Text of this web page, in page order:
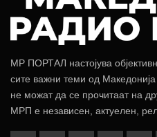
МР ПОРТАЛ настојува
сите важни теми од
не можат да се прочитаат на
МРП е независен, актуелен,